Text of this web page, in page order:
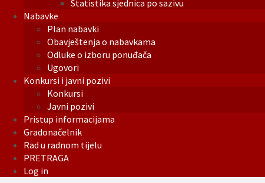
Statistika sjednica po sazivu
Nabavke
Plan nabavki
Obavještenja o nabavkama
Odluke o izboru ponuđača
Ugovori
Konkursi i javni pozivi
Konkursi
Javni pozivi
Pristup informacijama
Gradonačelnik
Rad u radnom tijelu
PRETRAGA
Log in